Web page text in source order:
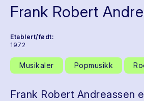
Frank Robert
Etablert/født:
1972
Musikaler Popmusikk
Frank Robert Andreassen